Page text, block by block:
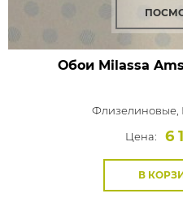
Обои Milassa
Флизелиновые,
Цена:
6
В